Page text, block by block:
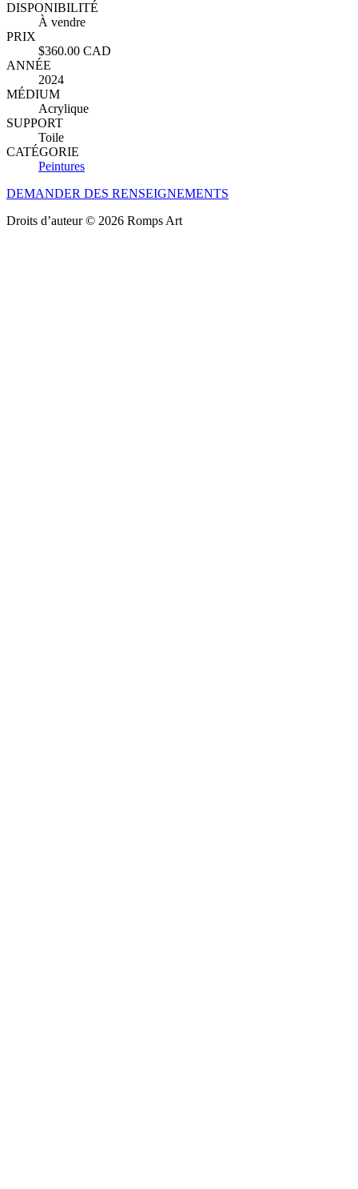
DISPONIBILITÉ
À vendre
PRIX
$360.00 CAD
ANNÉE
2024
MÉDIUM
Acrylique
SUPPORT
Toile
CATÉGORIE
Peintures
DEMANDER DES RENSEIGNEMENTS
Droits d’auteur © 2026 Romps Art